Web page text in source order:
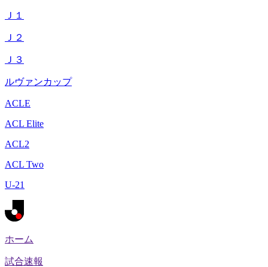
Ｊ１
Ｊ２
Ｊ３
ルヴァンカップ
ACLE
ACL Elite
ACL2
ACL Two
U-21
ホーム
試合速報